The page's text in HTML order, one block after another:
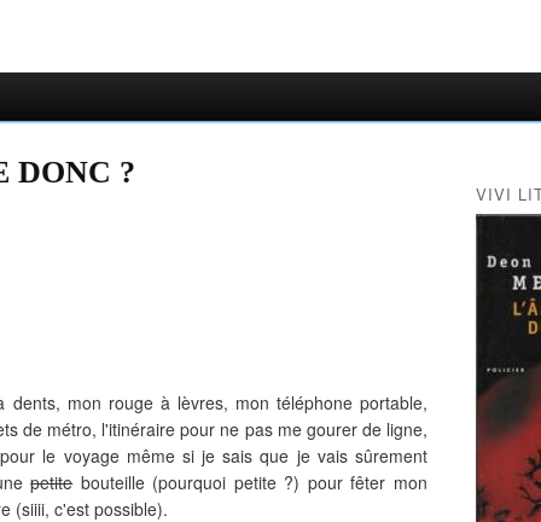
DONC ?
mon rouge à lèvres, mon téléphone portable,
de métro, l'itinéraire pour ne pas me gourer de ligne,
le voyage même si je sais que je vais sûrement
petitebouteille (pourquoi petite ?) pour fêter mon
(siiii, c'est possible).
VIVI